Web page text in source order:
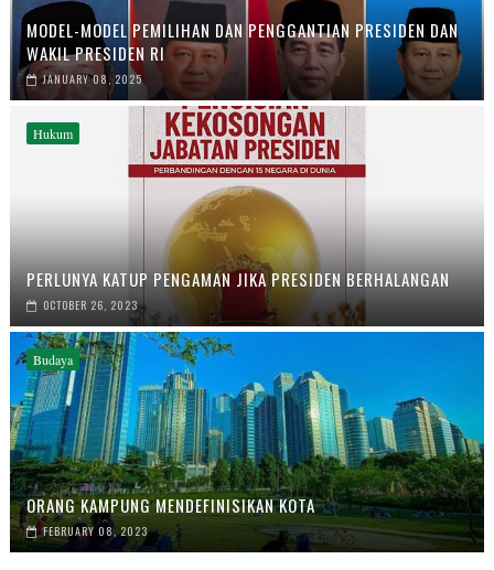
MODEL-MODEL PEMILIHAN DAN PENGGANTIAN PRESIDEN DAN
WAKIL PRESIDEN RI
JANUARY 08, 2025
Hukum
PERLUNYA KATUP PENGAMAN JIKA PRESIDEN BERHALANGAN
OCTOBER 26, 2023
Budaya
ORANG KAMPUNG MENDEFINISIKAN KOTA
FEBRUARY 08, 2023